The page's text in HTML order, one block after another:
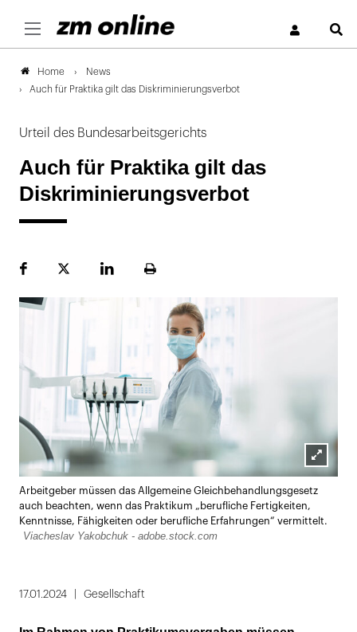
Home
News
Auch für Praktika gilt das Diskriminierungsverbot
Urteil des Bundesarbeitsgerichts
Auch für Praktika gilt das
Diskriminierungsverbot
FacebookPlattformLinekdInSeite
Lightbox
öffnen
Arbeitgeber müssen das Allgemeine Gleichbehandlungsgesetz
auch beachten, wenn das Praktikum „berufliche Fertigkeiten,
Kenntnisse, Fähigkeiten oder berufliche Erfahrungen“ vermittelt.
Viacheslav Yakobchuk - adobe.stock.com
17.01.2024 Gesellschaft